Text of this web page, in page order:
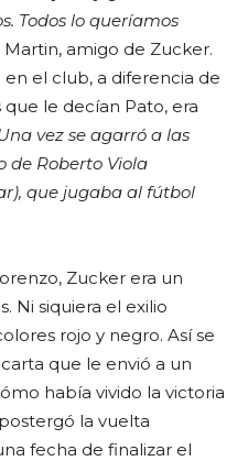
Todos lo queríamos
amigo de Zucker.
el club, a diferencia de
le decían Pato, era
vez se agarró a las
de Roberto Viola
que jugaba al fútbol
Zucker era un
Ni siquiera el exilio
rojo y negro. Así se
que le envió a un
había vivido la victoria
la vuelta
fecha de finalizar el